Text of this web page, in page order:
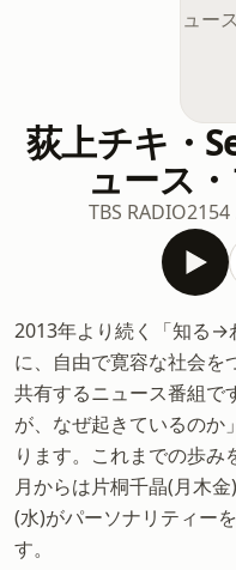
荻上チキ・
ュース
TBS RADIO2154
2013年より続く「知る→
に、自由で寛容な社会を
共有するニュース番組で
が、なぜ起きているのか
ります。これまでの歩
月からは片桐千晶(月木
(水)がパーソナリティー
す。